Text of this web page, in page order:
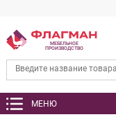
МЕБЕЛЬНОЕ
ПРОИЗВОДСТВО
МЕНЮ